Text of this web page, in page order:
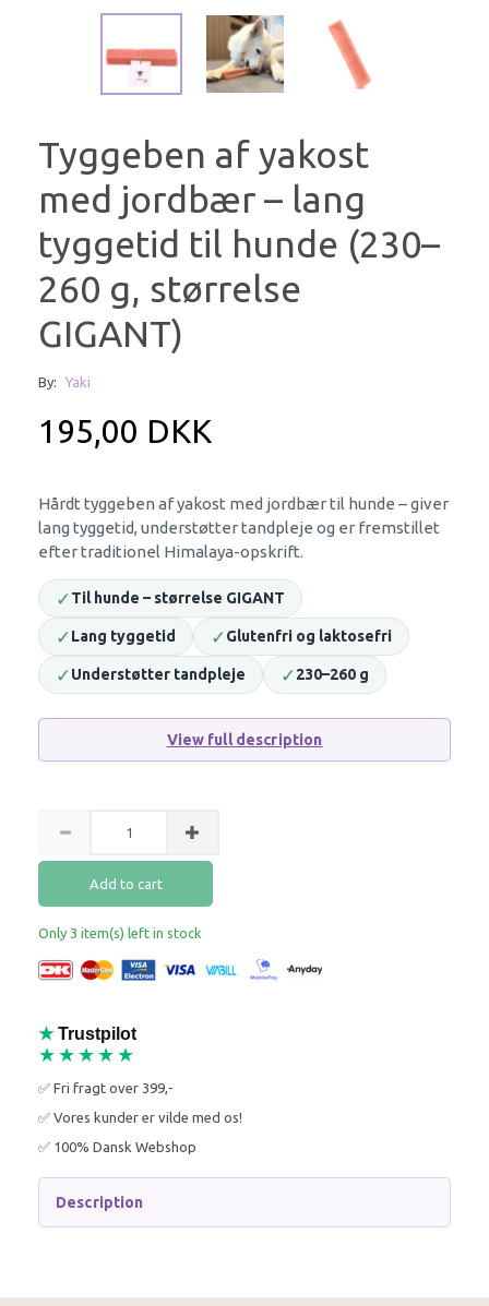
Tyggeben af yakost
med jordbær – lang
tyggetid til hunde (230–
260 g, størrelse
GIGANT)
By: Yaki
195,00 DKK
Hårdt tyggeben af yakost med jordbær til hunde – giver
lang tyggetid, understøtter tandpleje og er fremstillet
efter traditionel Himalaya-opskrift.
✓Til hunde – størrelse GIGANT
✓Lang tyggetid ✓Glutenfri og laktosefri
✓Understøtter tandpleje ✓230–260 g
View full description
Add to cart
Only 3 item(s) left in stock
★ Trustpilot
★★★★★
✅ Fri fragt over 399,-
✅ Vores kunder er vilde med os!
✅ 100% Dansk Webshop
Description